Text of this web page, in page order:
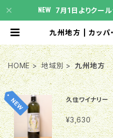
7月1日よりクー
九州地方 | カッパ
HOME 地域別 九州地方
久住ワイナリ
¥3,630